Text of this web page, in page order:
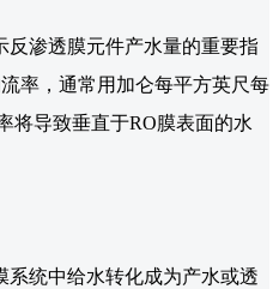
渗透膜元件产水量的重要指
率，通常用加仑每平方英尺每
将导致垂直于RO膜表面的水
统中给水转化成为产水或透